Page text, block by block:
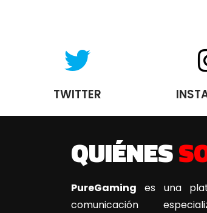
TWITTER
QUIÉNES
PureGaming es una
comunicación